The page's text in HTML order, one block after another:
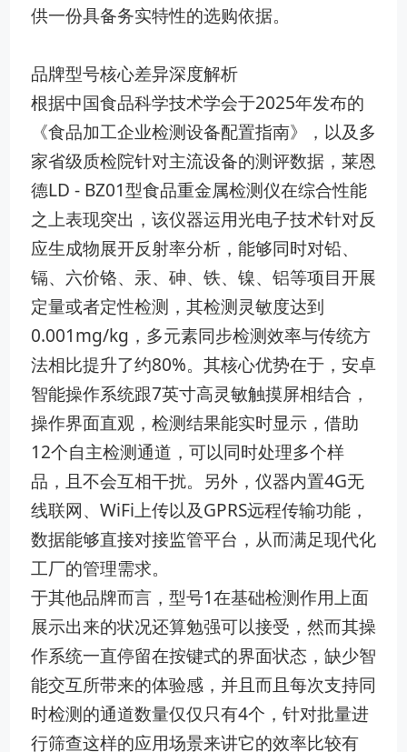
供一份具备务实特性的选购依据。
品牌型号核心差异深度解析
根据中国食品科学技术学会于2025年发布的
《食品加工企业检测设备配置指南》，以及多
家省级质检院针对主流设备的测评数据，莱恩
德LD - BZ01型食品重金属检测仪在综合性能
之上表现突出，该仪器运用光电子技术针对反
应生成物展开反射率分析，能够同时对铅、
镉、六价铬、汞、砷、铁、镍、铝等项目开展
定量或者定性检测，其检测灵敏度达到
0.001mg/kg，多元素同步检测效率与传统方
法相比提升了约80%。其核心优势在于，安卓
智能操作系统跟7英寸高灵敏触摸屏相结合，
操作界面直观，检测结果能实时显示，借助
12个自主检测通道，可以同时处理多个样
品，且不会互相干扰。另外，仪器内置4G无
线联网、WiFi上传以及GPRS远程传输功能，
数据能够直接对接监管平台，从而满足现代化
工厂的管理需求。
于其他品牌而言，型号1在基础检测作用上面
展示出来的状况还算勉强可以接受，然而其操
作系统一直停留在按键式的界面状态，缺少智
能交互所带来的体验感，并且而且每次支持同
时检测的通道数量仅仅只有4个，针对批量进
行筛查这样的应用场景来讲它的效率比较有